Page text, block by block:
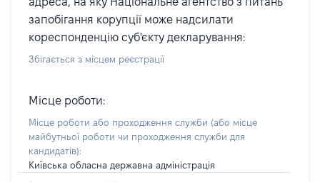
запобігання корупції може надсилати
кореспонденцію суб'єкту декларування:
Збігається з місцем реєстрації
Місце роботи:
Місце роботи або проходження служби (або місце
майбутньої роботи чи проходження служби для
кандидатів):
Київська обласна державна адміністрація